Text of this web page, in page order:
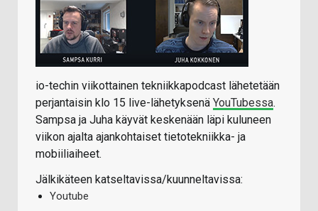
io-techin viikottainen tekniikkapodcast lähetetään
perjantaisin klo 15 live-lähetyksenä YouTubessa.
Sampsa ja Juha käyvät keskenään läpi kuluneen
viikon ajalta ajankohtaiset tietotekniikka- ja
mobiiliaiheet.
Jälkikäteen katseltavissa/kuunneltavissa:
Youtube